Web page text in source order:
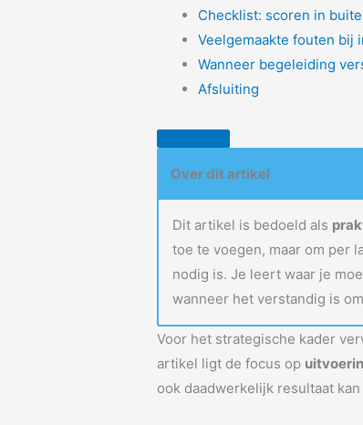
Checklist: scoren in
Veelgemaakte fouten bij
Wanneer begeleiding
Afsluiting
Over dit artikel
Dit artikel is bedoeld als
toe te voegen, maar om per
nodig is. Je leert waar je
wanneer het verstandig is
Voor het strategische kader
artikel ligt de focus op
ook daadwerkelijk resultaat